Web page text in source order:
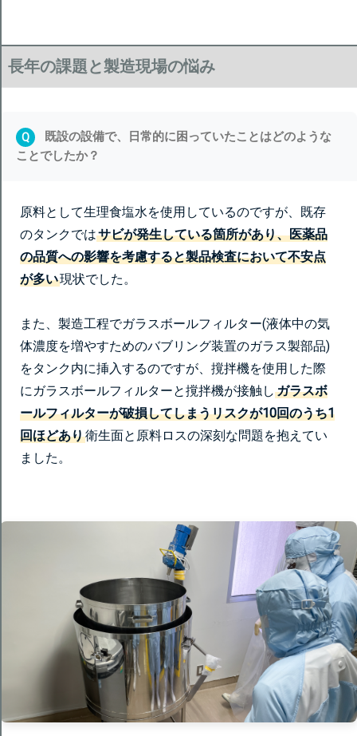
長年の課題と製造現場の悩み
Q
既設の設備で、日常的に困っていたことはどのような
ことでしたか？
原料として生理食塩水を使用しているのですが、既存
のタンクではサビが発生している箇所があり、医薬品
の品質への影響を考慮すると製品検査において不安点
が多い現状でした。
また、製造工程でガラスボールフィルター(液体中の気
体濃度を増やすためのバブリング装置のガラス製部品)
をタンク内に挿入するのですが、撹拌機を使用した際
にガラスボールフィルターと撹拌機が接触し ガラスボ
ールフィルターが破損してしまうリスクが10回のうち1
回ほどあり衛生面と原料ロスの深刻な問題を抱えてい
ました。